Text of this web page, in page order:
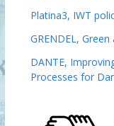
Platina3, IWT
GRENDEL,
DANTE,
Processes for